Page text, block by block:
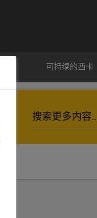
可持续的西卡